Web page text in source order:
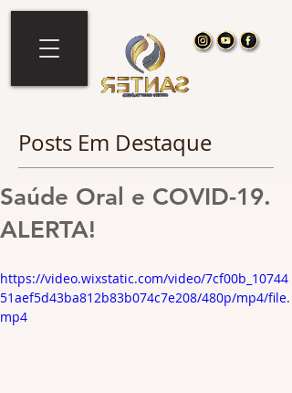
Posts Em Destaque
Saúde Oral e COVID-19.
ALERTA!
https://video.wixstatic.com/video/7cf00b_10744
51aef5d43ba812b83b074c7e208/480p/mp4/file.
mp4